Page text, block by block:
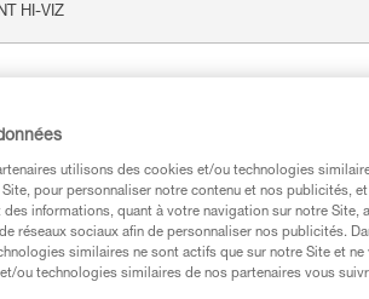
HI-VIZ
utilisons des cookies et/ou technologies
pour personnaliser notre contenu et nos publicités,
informations, quant à votre navigation sur notre Site,
réseaux sociaux afin de personnaliser nos publicités.
similaires ne sont actifs que sur notre Site et ne
ou technologies similaires de nos partenaires vous